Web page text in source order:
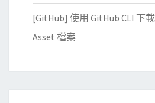
[GitHub] 使用 GitHub CLI 下
Asset 檔案